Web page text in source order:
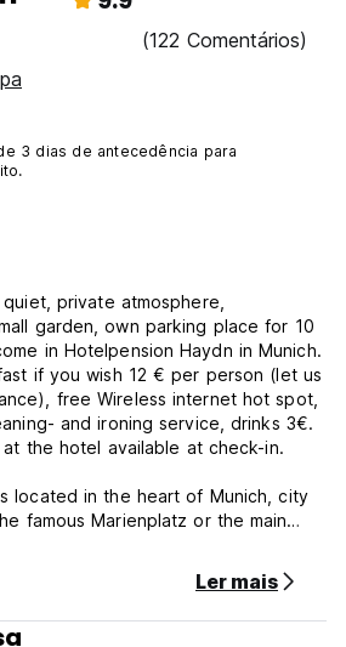
(122 Comentários)
3 dias de antecedência para
private atmosphere,
garden, own parking place for 10
in Hotelpension Haydn in Munich.
if you wish 12 € per person (let us
free Wireless internet hot spot,
and ironing service, drinks 3€.
the hotel available at check-in.
located in the heart of Munich, city
famous Marienplatz or the main
the hotel with direct connection to
center (max. 15 min.) and the
hall (15 min.).
Ler mais